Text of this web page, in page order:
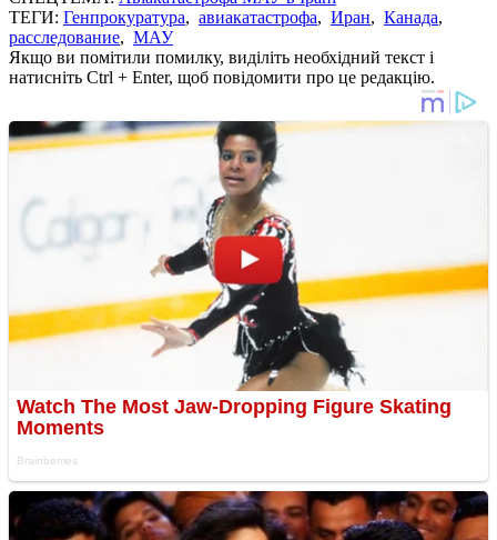
ТЕГИ: Генпрокуратура, авиакатастрофа, Иран, Канада,
расследование, МАУ
Якщо ви помітили помилку, виділіть необхідний текст і
натисніть Ctrl + Enter, щоб повідомити про це редакцію.